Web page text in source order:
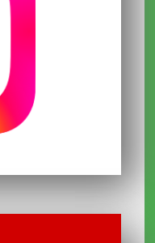
schöne